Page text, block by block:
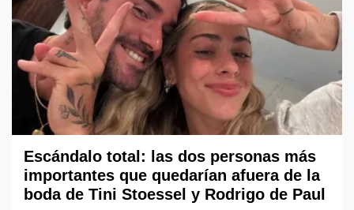
Escándalo total: las dos personas más
importantes que quedarían afuera de la
boda de Tini Stoessel y Rodrigo de Paul